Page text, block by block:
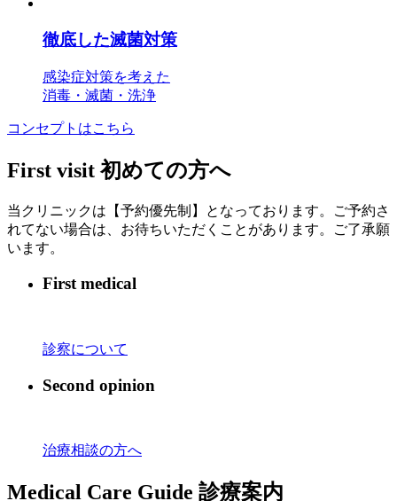
徹底した滅菌対策
感染症対策を考えた
消毒・滅菌・洗浄
コンセプトはこちら
First visit 初めての方へ
当クリニックは【予約優先制】となっております。ご予約さ
れてない場合は、お待ちいただくことがあります。ご了承願
います。
First medical
診察について
Second opinion
治療相談の方へ
Medical Care Guide 診療案内